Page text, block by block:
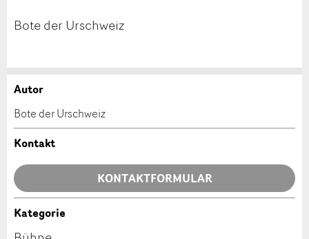
Bote der Urschweiz
Anzeige beanstanden
Ihr Feedback wird sehr geschätzt!
Allgemeines Feedback
Anzeige nicht mehr gültig
Anzeige unvollständig
Anzeige weiterempfehlen
Empfehlen Sie diese Anzeige an Freunde weiter.
Autor
Bote der Urschweiz
Kontakt
KONTAKTFORMULAR
Kontakt
Kategorie